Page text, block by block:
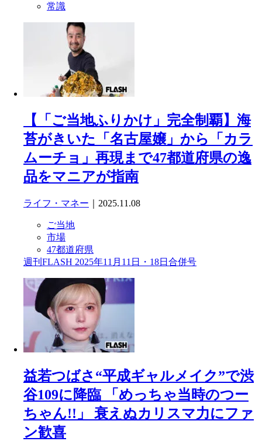
常識
【「ご当地ふりかけ」完全制覇】海
苔がきいた「名古屋嬢」から「カラ
ムーチョ」再現まで47都道府県の逸
品をマニアが指南
ライフ・マネー ｜2025.11.08
ご当地
市場
47都道府県
週刊FLASH 2025年11月11日・18日合併号
益若つばさ“平成ギャルメイク”で渋
谷109に降臨 「めっちゃ当時のつー
ちゃん!!」 衰えぬカリスマ力にファ
ン歓喜